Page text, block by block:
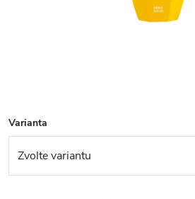
Varianta